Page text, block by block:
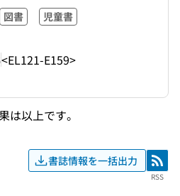
図書
児童書
<EL121-E159>
は以上です。
書誌情報を一括出力 RSS
RSS